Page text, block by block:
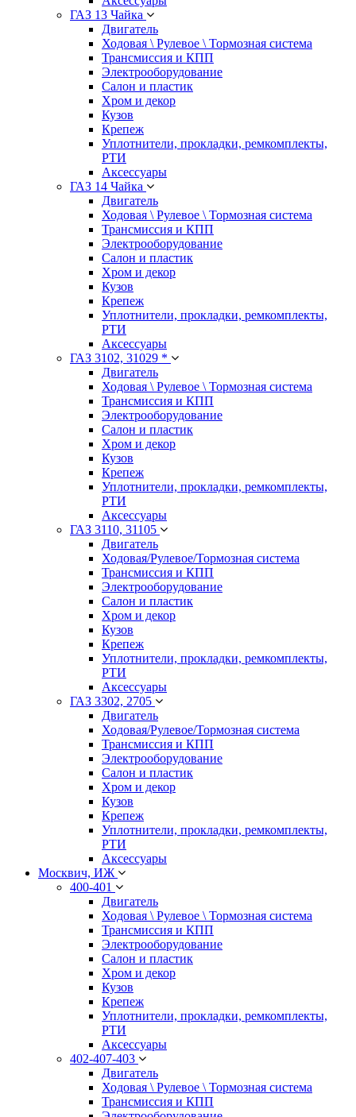
ГАЗ 13 Чайка
Двигатель
Ходовая \ Рулевое \ Тормозная система
Трансмиссия и КПП
Электрооборудование
Салон и пластик
Хром и декор
Кузов
Крепеж
Уплотнители, прокладки, ремкомплекты,
РТИ
Аксессуары
ГАЗ 14 Чайка
Двигатель
Ходовая \ Рулевое \ Тормозная система
Трансмиссия и КПП
Электрооборудование
Салон и пластик
Хром и декор
Кузов
Крепеж
Уплотнители, прокладки, ремкомплекты,
РТИ
Аксессуары
ГАЗ 3102, 31029 *
Двигатель
Ходовая \ Рулевое \ Тормозная система
Трансмиссия и КПП
Электрооборудование
Салон и пластик
Хром и декор
Кузов
Крепеж
Уплотнители, прокладки, ремкомплекты,
РТИ
Аксессуары
ГАЗ 3110, 31105
Двигатель
Ходовая/Рулевое/Тормозная система
Трансмиссия и КПП
Электрооборудование
Салон и пластик
Хром и декор
Кузов
Крепеж
Уплотнители, прокладки, ремкомплекты,
РТИ
Аксессуары
ГАЗ 3302, 2705
Двигатель
Ходовая/Рулевое/Тормозная система
Трансмиссия и КПП
Электрооборудование
Салон и пластик
Хром и декор
Кузов
Крепеж
Уплотнители, прокладки, ремкомплекты,
РТИ
Аксессуары
Москвич, ИЖ
400-401
Двигатель
Ходовая \ Рулевое \ Тормозная система
Трансмиссия и КПП
Электрооборудование
Салон и пластик
Хром и декор
Кузов
Крепеж
Уплотнители, прокладки, ремкомплекты,
РТИ
Аксессуары
402-407-403
Двигатель
Ходовая \ Рулевое \ Тормозная система
Трансмиссия и КПП